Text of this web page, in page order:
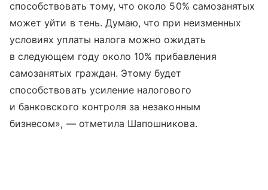
способствовать тому, что около 50% самозанятых
может уйти в тень. Думаю, что при неизменных
условиях уплаты налога можно ожидать
в следующем году около 10% прибавления
самозанятых граждан. Этому будет
способствовать усиление налогового
и банковского контроля за незаконным
бизнесом», — отметила Шапошникова.